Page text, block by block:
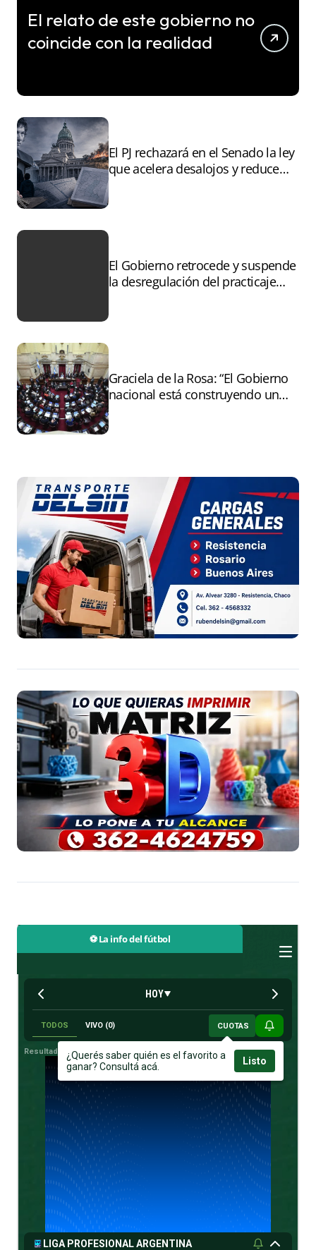
El relato de este gobierno no
coincide con la realidad
El PJ rechazará en el Senado la ley
que acelera desalojos y reduce
El Gobierno retrocede y suspende
la desregulación del practicaje
Graciela de la Rosa: “El Gobierno
nacional está construyendo un
⚽ La info del fútbol